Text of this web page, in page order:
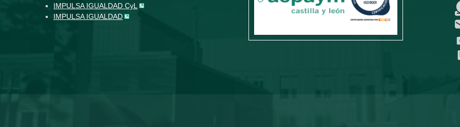
IMPULSA IGUALDAD CyL
IMPULSA IGUALDAD